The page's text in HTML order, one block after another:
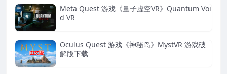
Meta Quest 游戏《量子虚空VR》Quantum Voi
d VR
Oculus Quest 游戏《神秘岛》MystVR 游戏破
解版下载